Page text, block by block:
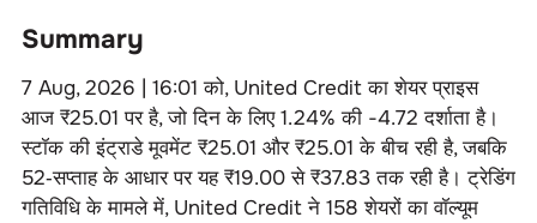
Summary
7 Aug, 2026 | 16:01 को, United Creditका शेयर प्राइस
आज ₹25.01 पर है, जो दिन के लिए 1.24% की -4.72 दर्शाता है।
स्टॉक की इंट्राडे मूवमेंट ₹25.01 और ₹25.01 के बीच रही है, जबकि
52‑सप्ताह के आधार पर यह ₹19.00 से ₹37.83 तक रही है। ट्रेडिंग
गतिविधि के मामले में, United Creditने 158 शेयरों का वॉल्यूम